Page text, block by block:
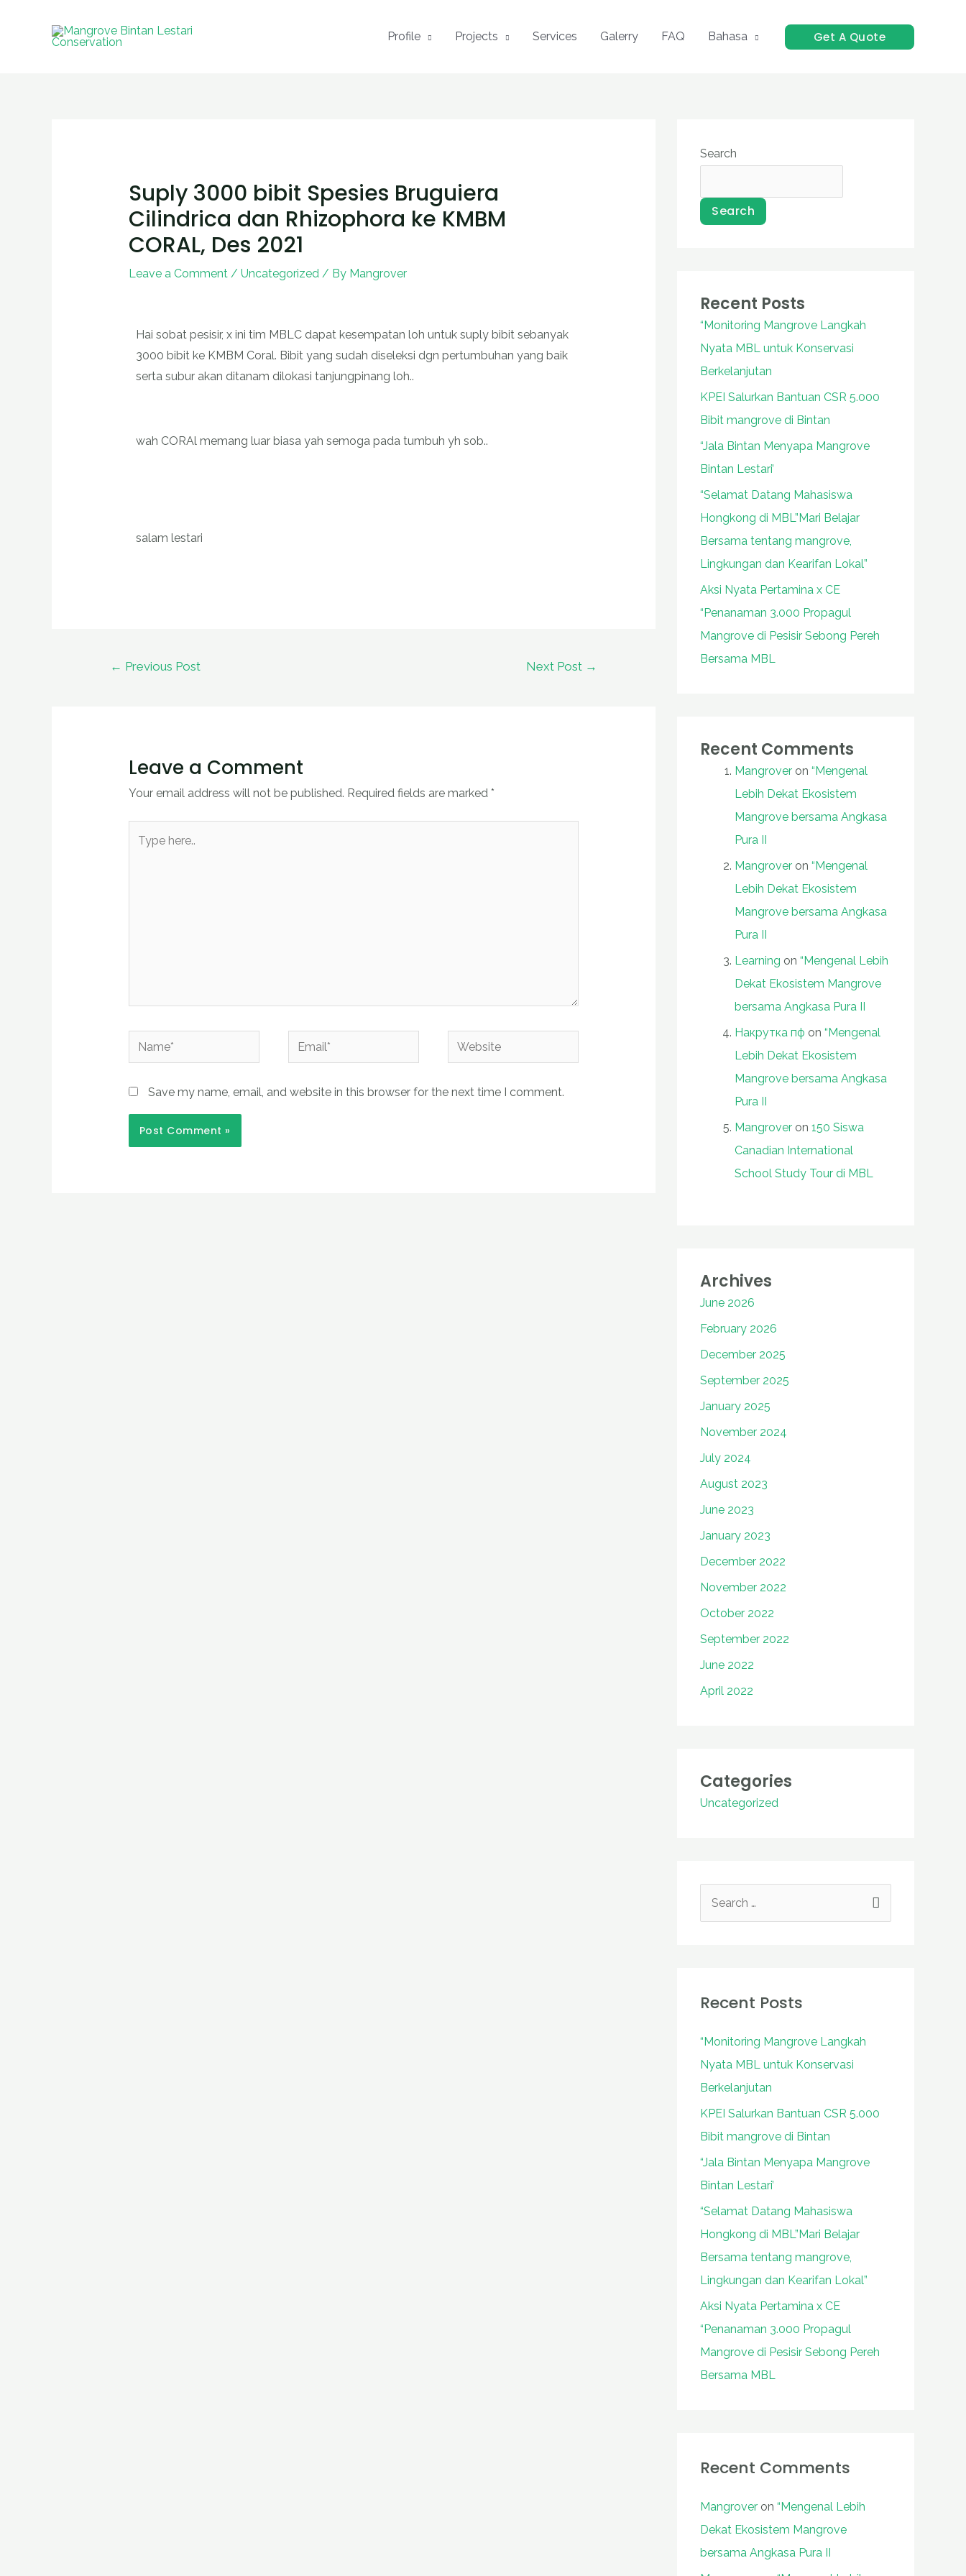
Profile Projects Services Galerry FAQ Bahasa Get A Quote
Suply 3000 bibit Spesies Bruguiera
Cilindrica dan Rhizophora ke KMBM
CORAL, Des 2021
Leave a Comment / Uncategorized/ By Mangrover
Hai sobat pesisir, x ini tim MBLC dapat kesempatan loh untuk suply bibit sebanyak
3000 bibit ke KMBM Coral. Bibit yang sudah diseleksi dgn pertumbuhan yang baik
serta subur akan ditanam dilokasi tanjungpinang loh..
wah CORAl memang luar biasa yah semoga pada tumbuh yh sob..
salam lestari
← Previous Post Next Post →
Leave a Comment
Your email address will not be published. Required fields are marked *
here..
Name* Email* Website
Save my name, email, and website in this browser for the next time I comment.
Search
Search
Recent Posts
“Monitoring Mangrove Langkah
Nyata MBL untuk Konservasi
Berkelanjutan
KPEI Salurkan Bantuan CSR 5.000
Bibit mangrove di Bintan
“Jala Bintan Menyapa Mangrove
Bintan Lestari’
“Selamat Datang Mahasiswa
Hongkong di MBL”Mari Belajar
Bersama tentang mangrove,
Lingkungan dan Kearifan Lokal”
Aksi Nyata Pertamina x CE
“Penanaman 3.000 Propagul
Mangrove di Pesisir Sebong Pereh
Bersama MBL
Recent Comments
Mangrover on “Mengenal
Lebih Dekat Ekosistem
Mangrove bersama Angkasa
Pura II
Mangrover on “Mengenal
Lebih Dekat Ekosistem
Mangrove bersama Angkasa
Pura II
Learning on “Mengenal Lebih
Dekat Ekosistem Mangrove
bersama Angkasa Pura II
Накрутка пф on “Mengenal
Lebih Dekat Ekosistem
Mangrove bersama Angkasa
Pura II
Mangrover on 150 Siswa
Canadian International
School Study Tour di MBL
Archives
June 2026
February 2026
December 2025
September 2025
January 2025
November 2024
July 2024
August 2023
June 2023
January 2023
December 2022
November 2022
October 2022
September 2022
June 2022
April 2022
Categories
Uncategorized
c
o
r
Recent Posts
“Monitoring Mangrove Langkah
Nyata MBL untuk Konservasi
Berkelanjutan
KPEI Salurkan Bantuan CSR 5.000
Bibit mangrove di Bintan
“Jala Bintan Menyapa Mangrove
Bintan Lestari’
“Selamat Datang Mahasiswa
Hongkong di MBL”Mari Belajar
Bersama tentang mangrove,
Lingkungan dan Kearifan Lokal”
Aksi Nyata Pertamina x CE
“Penanaman 3.000 Propagul
Mangrove di Pesisir Sebong Pereh
Bersama MBL
Recent Comments
Mangrover on “Mengenal Lebih
Dekat Ekosistem Mangrove
bersama Angkasa Pura II